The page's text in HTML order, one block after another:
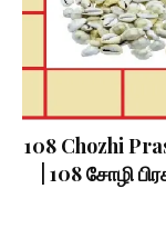
108 Chozhi
| 108 சோழி